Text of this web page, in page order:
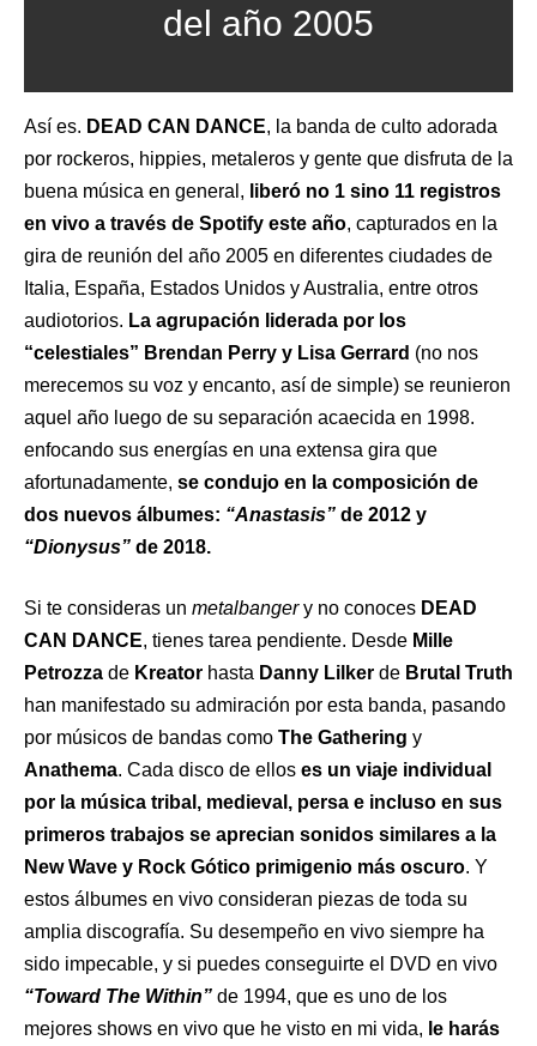
del año 2005
Así es. DEAD CAN DANCE, la banda de culto adorada
por rockeros, hippies, metaleros y gente que disfruta de la
buena música en general, liberó no 1 sino 11 registros
en vivo a través de Spotify este año, capturados en la
gira de reunión del año 2005 en diferentes ciudades de
Italia, España, Estados Unidos y Australia, entre otros
audiotorios. La agrupación liderada por los
“celestiales” Brendan Perry y Lisa Gerrard (no nos
merecemos su voz y encanto, así de simple) se reunieron
aquel año luego de su separación acaecida en 1998.
enfocando sus energías en una extensa gira que
afortunadamente, se condujo en la composición de
dos nuevos álbumes: “Anastasis” de 2012 y
“Dionysus” de 2018.
Si te consideras un metalbangery no conoces DEAD
CAN DANCE, tienes tarea pendiente. Desde Mille
Petrozza de Kreator hasta Danny Lilker de Brutal Truth
han manifestado su admiración por esta banda, pasando
por músicos de bandas como The Gathering y
Anathema. Cada disco de ellos es un viaje individual
por la música tribal, medieval, persa e incluso en sus
primeros trabajos se aprecian sonidos similares a la
New Wave y Rock Gótico primigenio más oscuro. Y
estos álbumes en vivo consideran piezas de toda su
amplia discografía. Su desempeño en vivo siempre ha
sido impecable, y si puedes conseguirte el DVD en vivo
“Toward The Within” de 1994, que es uno de los
mejores shows en vivo que he visto en mi vida, le harás